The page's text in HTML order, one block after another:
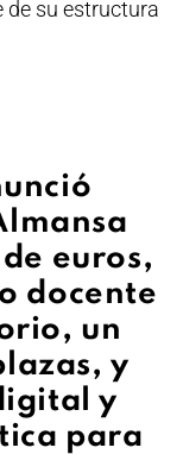
de su estructura
euros,
docente
un
y
y
para